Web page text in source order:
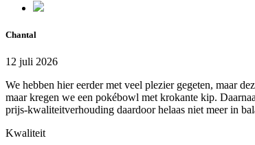
Chantal
12 juli 2026
We hebben hier eerder met veel plezier gegeten, maar
maar kregen we een pokébowl met krokante kip.
prijs-kwaliteitverhouding daardoor helaas niet meer in
Kwaliteit